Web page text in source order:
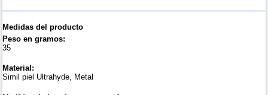
Medidas del producto
Peso en gramos:
35
Material:
Simil piel Ultrahyde, Metal